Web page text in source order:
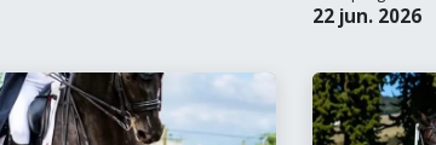
22 jun. 2026